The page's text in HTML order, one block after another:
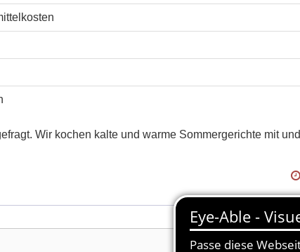
Wir kochen kalte und warme Sommergerichte mit